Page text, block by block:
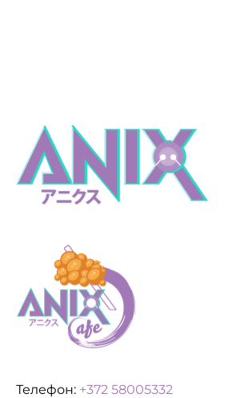
Телефон: +372 58005332